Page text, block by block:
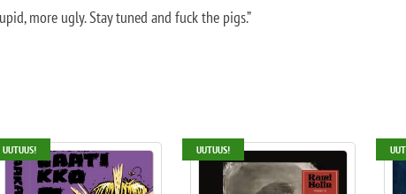
more ugly. Stay tuned and fuck the pigs.”
UUTUUS! UUTUUS!